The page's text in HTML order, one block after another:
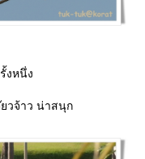
งหนึ่ง
ยวจ้าว น่าสนุก